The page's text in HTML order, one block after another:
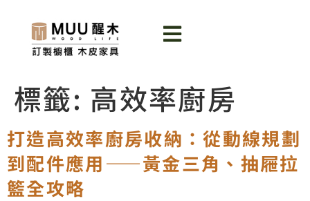
標籤: 高效率廚房
打造高效率廚房收納：從動線規劃
到配件應用——黃金三角、抽屜拉
籃全攻略